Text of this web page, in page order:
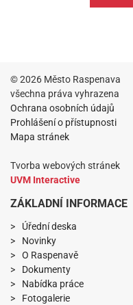
© 2026 Město Raspenava
všechna práva vyhrazena
Ochrana osobních údajů
Prohlášení o přístupnosti
Mapa stránek
Tvorba webových stránek
UVM Interactive
ZÁKLADNÍ INFORMACE
Úřední deska
Novinky
O Raspenavě
Dokumenty
Nabídka práce
Fotogalerie